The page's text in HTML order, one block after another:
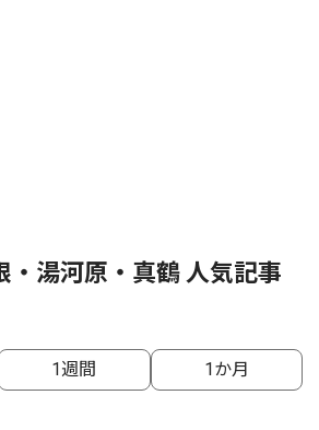
・湯河原・真鶴 人気記事
1週間 1か月